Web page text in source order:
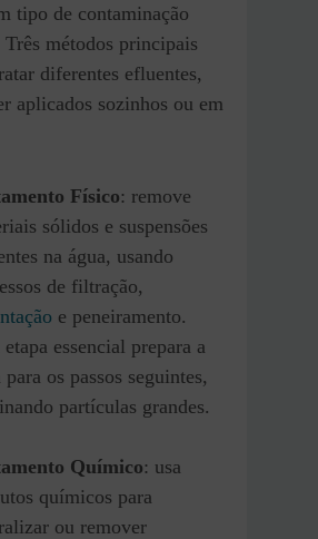
tipo de contaminação
métodos principais
diferentes efluentes,
aplicados sozinhos ou em
Físico: remove
sólidos e suspensões
na água, usando
de filtração,
e peneiramento.
etapa essencial prepara a
para os passos seguintes,
partículas grandes.
Químico: usa
químicos para
ou remover